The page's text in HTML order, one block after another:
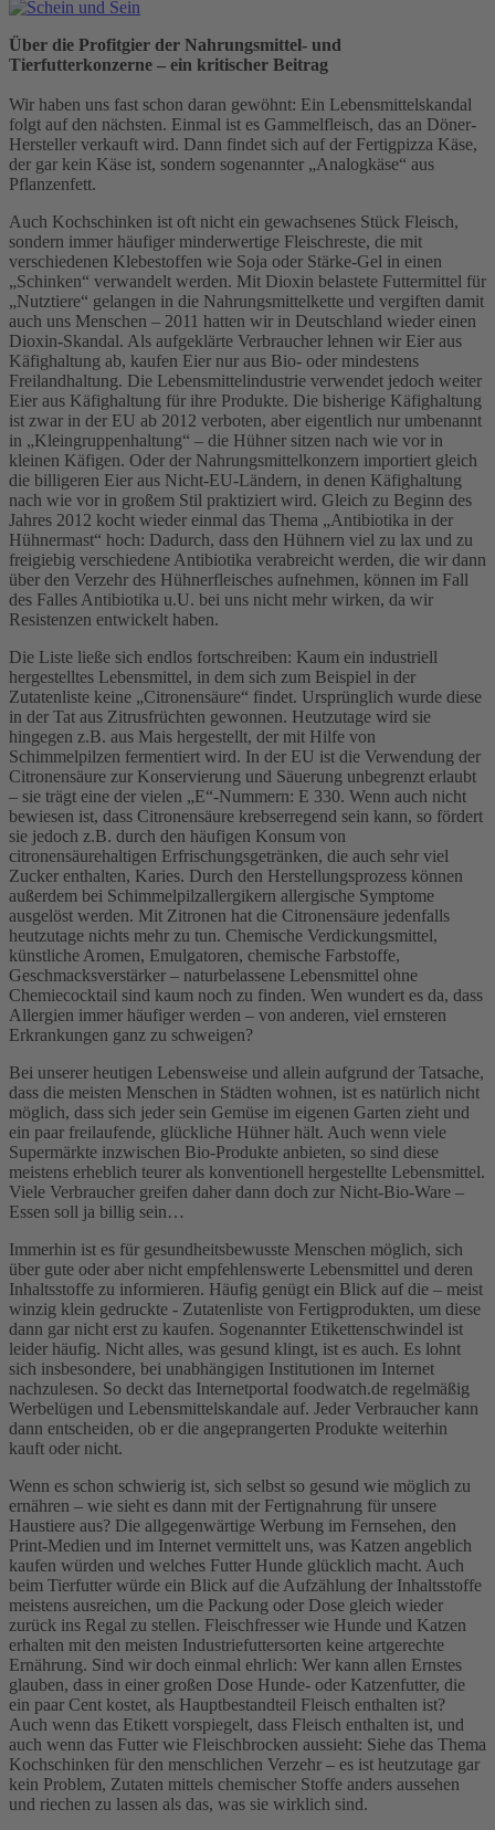
Über die Profitgier der Nahrungsmittel- und
Tierfutterkonzerne – ein kritischer Beitrag
Wir haben uns fast schon daran gewöhnt: Ein Lebensmittelskandal
folgt auf den nächsten. Einmal ist es Gammelfleisch, das an Döner-
Hersteller verkauft wird. Dann findet sich auf der Fertigpizza Käse,
der gar kein Käse ist, sondern sogenannter „Analogkäse“ aus
Pflanzenfett.
Auch Kochschinken ist oft nicht ein gewachsenes Stück Fleisch,
sondern immer häufiger minderwertige Fleischreste, die mit
verschiedenen Klebestoffen wie Soja oder Stärke-Gel in einen
„Schinken“ verwandelt werden. Mit Dioxin belastete Futtermittel für
„Nutztiere“ gelangen in die Nahrungsmittelkette und vergiften damit
auch uns Menschen – 2011 hatten wir in Deutschland wieder einen
Dioxin-Skandal. Als aufgeklärte Verbraucher lehnen wir Eier aus
Käfighaltung ab, kaufen Eier nur aus Bio- oder mindestens
Freilandhaltung. Die Lebensmittelindustrie verwendet jedoch weiter
Eier aus Käfighaltung für ihre Produkte. Die bisherige Käfighaltung
ist zwar in der EU ab 2012 verboten, aber eigentlich nur umbenannt
in „Kleingruppenhaltung“ – die Hühner sitzen nach wie vor in
kleinen Käfigen. Oder der Nahrungsmittelkonzern importiert gleich
die billigeren Eier aus Nicht-EU-Ländern, in denen Käfighaltung
nach wie vor in großem Stil praktiziert wird. Gleich zu Beginn des
Jahres 2012 kocht wieder einmal das Thema „Antibiotika in der
Hühnermast“ hoch: Dadurch, dass den Hühnern viel zu lax und zu
freigiebig verschiedene Antibiotika verabreicht werden, die wir dann
über den Verzehr des Hühnerfleisches aufnehmen, können im Fall
des Falles Antibiotika u.U. bei uns nicht mehr wirken, da wir
Resistenzen entwickelt haben.
Die Liste ließe sich endlos fortschreiben: Kaum ein industriell
hergestelltes Lebensmittel, in dem sich zum Beispiel in der
Zutatenliste keine „Citronensäure“ findet. Ursprünglich wurde diese
in der Tat aus Zitrusfrüchten gewonnen. Heutzutage wird sie
hingegen z.B. aus Mais hergestellt, der mit Hilfe von
Schimmelpilzen fermentiert wird. In der EU ist die Verwendung der
Citronensäure zur Konservierung und Säuerung unbegrenzt erlaubt
– sie trägt eine der vielen „E“-Nummern: E 330. Wenn auch nicht
bewiesen ist, dass Citronensäure krebserregend sein kann, so fördert
sie jedoch z.B. durch den häufigen Konsum von
citronensäurehaltigen Erfrischungsgetränken, die auch sehr viel
Zucker enthalten, Karies. Durch den Herstellungsprozess können
außerdem bei Schimmelpilzallergikern allergische Symptome
ausgelöst werden. Mit Zitronen hat die Citronensäure jedenfalls
heutzutage nichts mehr zu tun. Chemische Verdickungsmittel,
künstliche Aromen, Emulgatoren, chemische Farbstoffe,
Geschmacksverstärker – naturbelassene Lebensmittel ohne
Chemiecocktail sind kaum noch zu finden. Wen wundert es da, dass
Allergien immer häufiger werden – von anderen, viel ernsteren
Erkrankungen ganz zu schweigen?
Bei unserer heutigen Lebensweise und allein aufgrund der Tatsache,
dass die meisten Menschen in Städten wohnen, ist es natürlich nicht
möglich, dass sich jeder sein Gemüse im eigenen Garten zieht und
ein paar freilaufende, glückliche Hühner hält. Auch wenn viele
Supermärkte inzwischen Bio-Produkte anbieten, so sind diese
meistens erheblich teurer als konventionell hergestellte Lebensmittel.
Viele Verbraucher greifen daher dann doch zur Nicht-Bio-Ware –
Essen soll ja billig sein…
Immerhin ist es für gesundheitsbewusste Menschen möglich, sich
über gute oder aber nicht empfehlenswerte Lebensmittel und deren
Inhaltsstoffe zu informieren. Häufig genügt ein Blick auf die – meist
winzig klein gedruckte - Zutatenliste von Fertigprodukten, um diese
dann gar nicht erst zu kaufen. Sogenannter Etikettenschwindel ist
leider häufig. Nicht alles, was gesund klingt, ist es auch. Es lohnt
sich insbesondere, bei unabhängigen Institutionen im Internet
nachzulesen. So deckt das Internetportal foodwatch.de regelmäßig
Werbelügen und Lebensmittelskandale auf. Jeder Verbraucher kann
dann entscheiden, ob er die angeprangerten Produkte weiterhin
kauft oder nicht.
Wenn es schon schwierig ist, sich selbst so gesund wie möglich zu
ernähren – wie sieht es dann mit der Fertignahrung für unsere
Haustiere aus? Die allgegenwärtige Werbung im Fernsehen, den
Print-Medien und im Internet vermittelt uns, was Katzen angeblich
kaufen würden und welches Futter Hunde glücklich macht. Auch
beim Tierfutter würde ein Blick auf die Aufzählung der Inhaltsstoffe
meistens ausreichen, um die Packung oder Dose gleich wieder
zurück ins Regal zu stellen. Fleischfresser wie Hunde und Katzen
erhalten mit den meisten Industriefuttersorten keine artgerechte
Ernährung. Sind wir doch einmal ehrlich: Wer kann allen Ernstes
glauben, dass in einer großen Dose Hunde- oder Katzenfutter, die
ein paar Cent kostet, als Hauptbestandteil Fleisch enthalten ist?
Auch wenn das Etikett vorspiegelt, dass Fleisch enthalten ist, und
auch wenn das Futter wie Fleischbrocken aussieht: Siehe das Thema
Kochschinken für den menschlichen Verzehr – es ist heutzutage gar
kein Problem, Zutaten mittels chemischer Stoffe anders aussehen
und riechen zu lassen als das, was sie wirklich sind.